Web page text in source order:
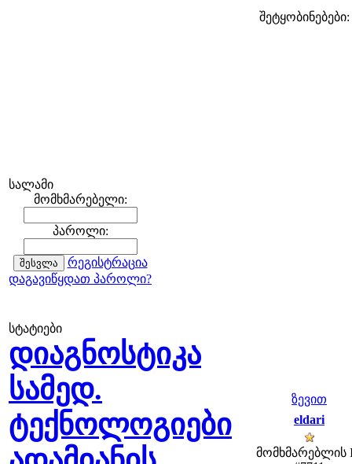
სალამი
მომხმარებელი:
პაროლი:
რეგისტრაცია
დაგავიწყდათ პაროლი?
სტატიები
დიაგნოსტიკა
სამედ.
ტექნოლოგიები
შეტყობინებები:
ზევით
eldari
მომხმარებლის